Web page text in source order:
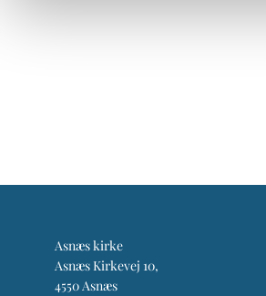
Asnæs kirke
Asnæs Kirkevej 10,
4550 Asnæs